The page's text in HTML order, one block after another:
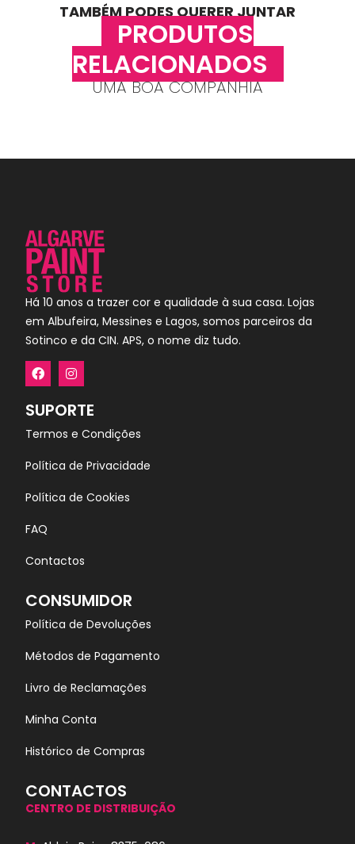
TAMBÉM PODES QUERER JUNTAR
PRODUTOS
RELACIONADOS
UMA BOA COMPANHIA
Há 10 anos a trazer cor e qualidade à sua casa. Lojas
em Albufeira, Messines e Lagos, somos parceiros da
Sotinco e da CIN. APS, o nome diz tudo.
SUPORTE
Termos e Condições
Política de Privacidade
Política de Cookies
FAQ
Contactos
CONSUMIDOR
Política de Devoluções
Métodos de Pagamento
Livro de Reclamações
Minha Conta
Histórico de Compras
CONTACTOS
CENTRO DE DISTRIBUIÇÃO